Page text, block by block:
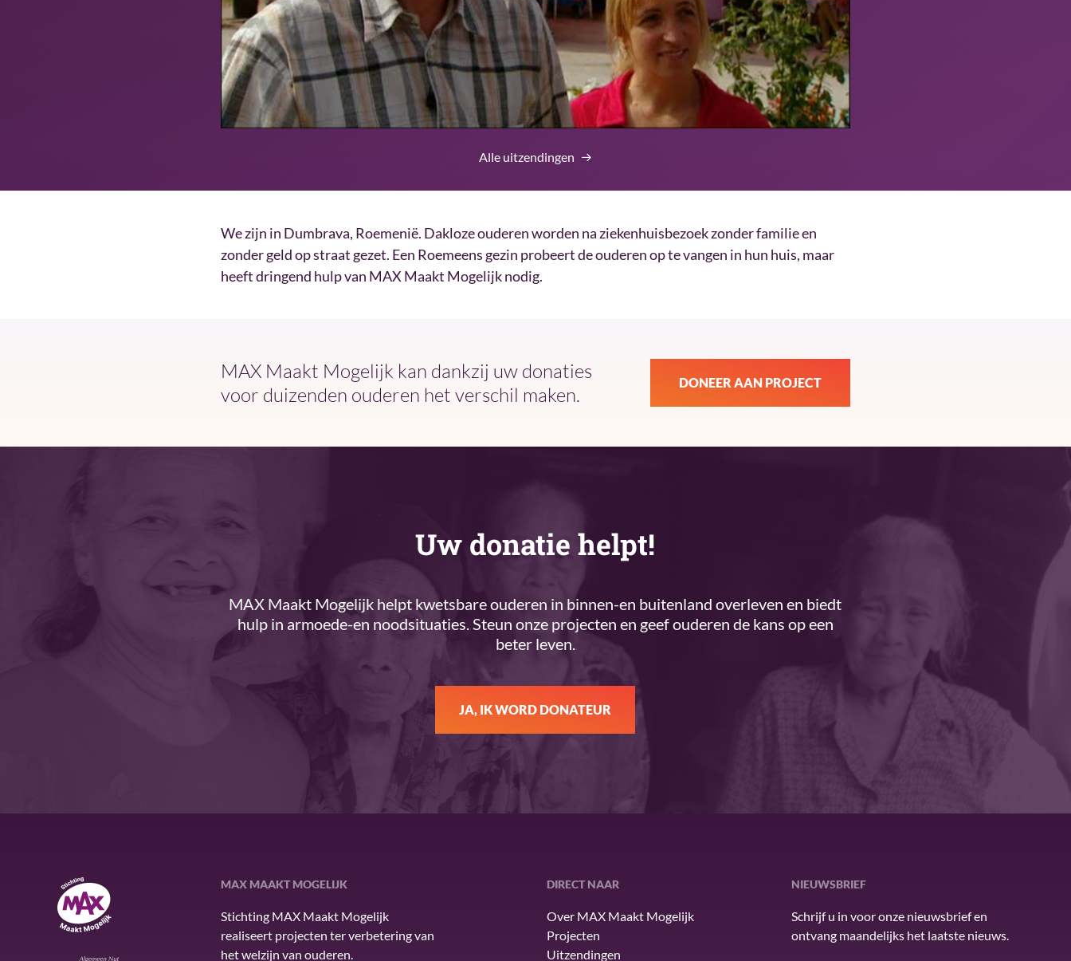
Alle uitzendingen
We zijn in Dumbrava, Roemenië. Dakloze ouderen worden na ziekenhuisbezoek zonder familie en
zonder geld op straat gezet. Een Roemeens gezin probeert de ouderen op te vangen in hun huis, maar
heeft dringend hulp van MAX Maakt Mogelijk nodig.
MAX Maakt Mogelijk kan dankzij uw donaties
voor duizenden ouderen het verschil maken.
DONEER AAN PROJECT
Uw donatie helpt!
MAX Maakt Mogelijk helpt kwetsbare ouderen in binnen-en buitenland overleven en biedt
hulp in armoede-en noodsituaties. Steun onze projecten en geef ouderen de kans op een
beter leven.
JA, IK WORD DONATEUR
MAX Maakt MogelijkMAX MAAKT MOGELIJK
Stichting MAX Maakt Mogelijk
realiseert projecten ter verbetering van
het welzijn van ouderen.
DIRECT NAAR
Over MAX Maakt Mogelijk
Projecten
Uitzendingen
NIEUWSBRIEF
Schrijf u in voor onze nieuwsbrief en
ontvang maandelijks het laatste nieuws.